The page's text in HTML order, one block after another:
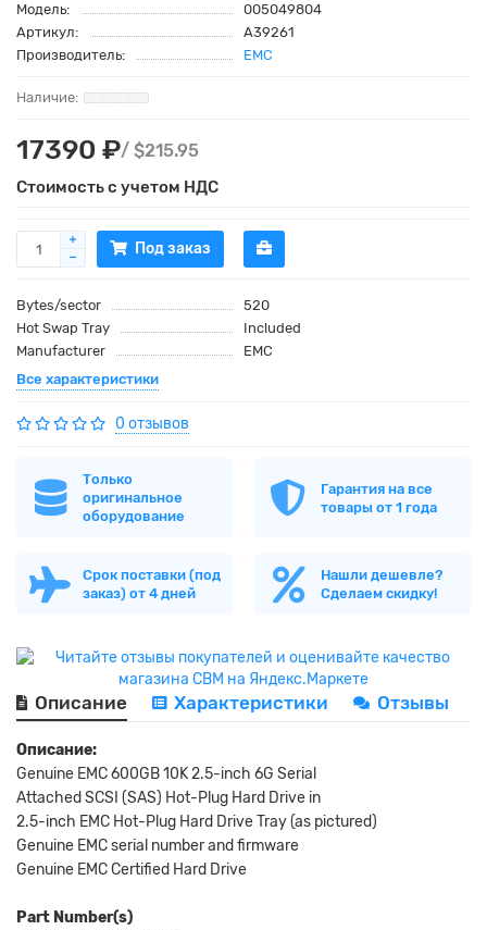
Модель:
005049804
Артикул:
A39261
Производитель:
EMC
17390 ₽/ $215.95
Стоимость с учетом НДС
Под заказ
Bytes/sector
520
Hot Swap Tray
Included
Manufacturer
EMC
Все характеристики
0 отзывов
Только
оригинальное
оборудование
Гарантия на все
товары от 1 года
Срок поставки (под
заказ) от 4 дней
Нашли дешевле?
Сделаем скидку!
Описание Характеристики Отзывы
Описание:
Genuine EMC 600GB 10K 2.5-inch 6G Serial
Attached SCSI (SAS) Hot-Plug Hard Drive in
2.5-inch EMC Hot-Plug Hard Drive Tray (as pictured)
Genuine EMC serial number and firmware
Genuine EMC Certified Hard Drive
Part Number(s)